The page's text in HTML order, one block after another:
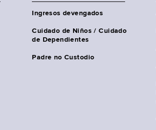
Ingresos devengados
Cuidado de Niños / Cuidado
de Dependientes
Padre no Custodio